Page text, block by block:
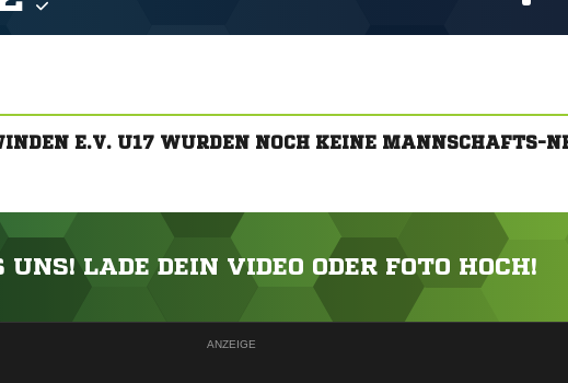
E.V. U17 WURDEN NOCH KEINE MANNSCHAFTS-
UNS! LADE DEIN VIDEO ODER FOTO HOCH!
ANZEIGE